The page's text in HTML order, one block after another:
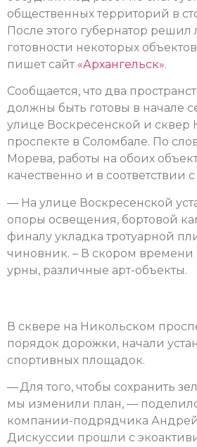
общественных территорий в
После этого губернатор решил
готовности некоторых
пишет сайт «Архангельск».
Сообщается, что два
должны быть готовы в начале
улице Воскресенской и сквер
проспекте в Соломбале. По
Морева, работы на обоих
качественно и в соответствии
— На улице Воскресенской
опоры освещения, бортовой
финалу укладка тротуарной
чиновник. – В скором времени
урны, различные арт-объекты.
В сквере на Никольском
порядок дорожки, начали
спортивных площадок.
— Для того, чтобы сохранить
мы изменили план, —
компании-подрядчика Андрей
Дискуссии прошли с